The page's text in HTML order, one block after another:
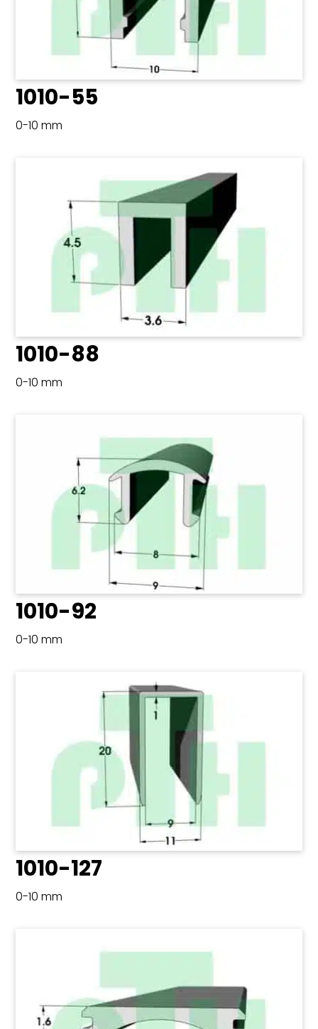
1010-55
0-10 mm
1010-88
0-10 mm
1010-92
0-10 mm
1010-127
0-10 mm